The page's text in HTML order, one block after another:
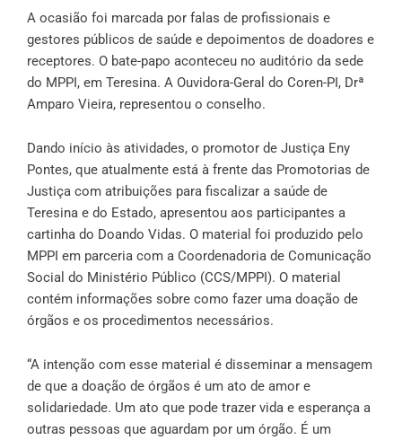
A ocasião foi marcada por falas de profissionais e
gestores públicos de saúde e depoimentos de doadores e
receptores. O bate-papo aconteceu no auditório da sede
do MPPI, em Teresina. A Ouvidora-Geral do Coren-PI, Drª
Amparo Vieira, representou o conselho.
Dando início às atividades, o promotor de Justiça Eny
Pontes, que atualmente está à frente das Promotorias de
Justiça com atribuições para fiscalizar a saúde de
Teresina e do Estado, apresentou aos participantes a
cartinha do Doando Vidas. O material foi produzido pelo
MPPI em parceria com a Coordenadoria de Comunicação
Social do Ministério Público (CCS/MPPI). O material
contém informações sobre como fazer uma doação de
órgãos e os procedimentos necessários.
“A intenção com esse material é disseminar a mensagem
de que a doação de órgãos é um ato de amor e
solidariedade. Um ato que pode trazer vida e esperança a
outras pessoas que aguardam por um órgão. É um